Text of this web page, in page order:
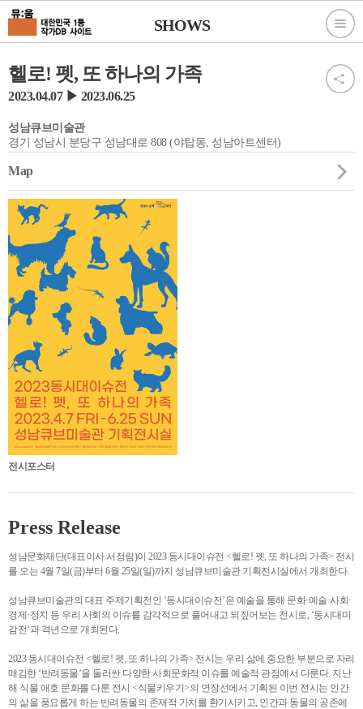
SHOWS
헬로! 펫, 또 하나의 가족
2023.04.07 ▶ 2023.06.25
성남큐브미술관
경기 성남시 분당구 성남대로 808 (야탑동, 성남아트센터)
Map
전시포스터
Press Release
성남문화재단(대표이사 서정림)이 2023 동시대이슈전 <헬로! 펫, 또 하나의 가족> 전시
를 오는 4월 7일(금)부터 6월 25일(일)까지 성남큐브미술관 기획전시실에서 개최한다.
성남큐브미술관의 대표 주제기획전인 ‘동시대이슈전’은 예술을 통해 문화·예술·사회·
경제·정치 등 우리 사회의 이슈를 감각적으로 풀어내고 되짚어보는 전시로, ‘동시대미
감전’과 격년으로 개최된다.
2023 동시대이슈전 <헬로! 펫, 또 하나의 가족> 전시는 우리 삶에 중요한 부분으로 자리
매김한 ‘반려동물’을 둘러싼 다양한 사회문화적 이슈를 예술적 관점에서 다룬다. 지난
해 식물 애호 문화를 다룬 전시 <식물키우기>의 연장선에서 기획된 이번 전시는 인간
의 삶을 풍요롭게 하는 반려동물의 존재적 가치를 환기시키고, 인간과 동물의 공존에